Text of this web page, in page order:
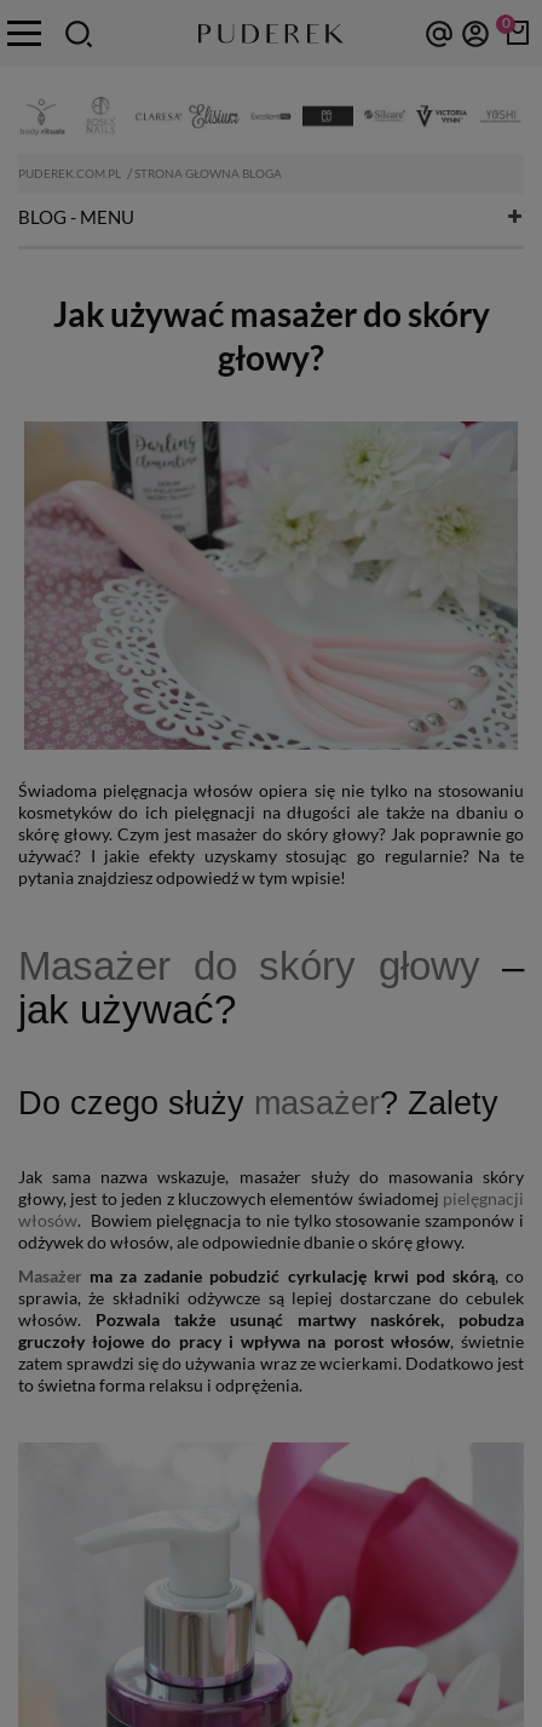
0
PUDEREK.COM.PL STRONA GŁOWNA BLOGA
BLOG - MENU
Jak używać masażer do skóry
głowy?
Świadoma pielęgnacja włosów opiera się nie tylko na stosowaniu
kosmetyków do ich pielęgnacji na długości ale także na dbaniu o
skórę głowy. Czym jest masażer do skóry głowy? Jak poprawnie go
używać? I jakie efekty uzyskamy stosując go regularnie? Na te
pytania znajdziesz odpowiedź w tym wpisie!
Masażer do skóry głowy –
jak używać?
Do czego służy masażer? Zalety
Jak sama nazwa wskazuje, masażer służy do masowania skóry
głowy, jest to jeden z kluczowych elementów świadomej pielęgnacji
włosów. Bowiem pielęgnacja to nie tylko stosowanie szamponów i
odżywek do włosów, ale odpowiednie dbanie o skórę głowy.
Masażer ma za zadanie pobudzić cyrkulację krwi pod skórą, co
sprawia, że składniki odżywcze są lepiej dostarczane do cebulek
włosów. Pozwala także usunąć martwy naskórek, pobudza
gruczoły łojowe do pracy i wpływa na porost włosów, świetnie
zatem sprawdzi się do używania wraz ze wcierkami. Dodatkowo jest
to świetna forma relaksu i odprężenia.